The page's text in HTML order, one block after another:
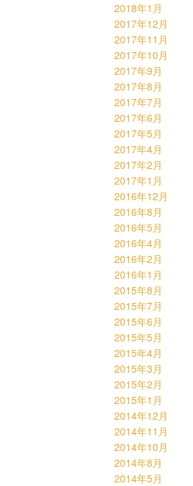
2018年1月
2017年12月
2017年11月
2017年10月
2017年9月
2017年8月
2017年7月
2017年6月
2017年5月
2017年4月
2017年2月
2017年1月
2016年12月
2016年8月
2016年5月
2016年4月
2016年2月
2016年1月
2015年8月
2015年7月
2015年6月
2015年5月
2015年4月
2015年3月
2015年2月
2015年1月
2014年12月
2014年11月
2014年10月
2014年8月
2014年5月